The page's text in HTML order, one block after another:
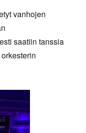
vanhojen
saatiin tanssia